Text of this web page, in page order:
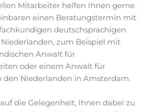
Mitarbeiter helfen Ihnen gerne
einen Beratungstermin mit
deutschsprachigen
zum Beispiel mit
Anwalt für
oder einem Anwalt für
den Niederlanden in Amsterdam.
die Gelegenheit, Ihnen dabei zu